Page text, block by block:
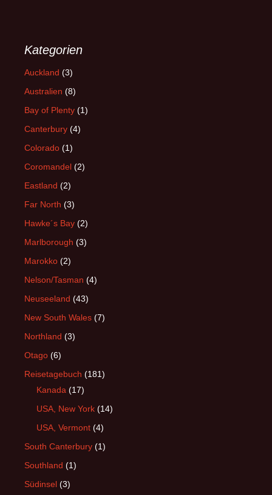
Kategorien
Auckland (3)
Australien (8)
Bay of Plenty (1)
Canterbury (4)
Colorado (1)
Coromandel (2)
Eastland (2)
Far North (3)
Hawke´s Bay (2)
Marlborough (3)
Marokko (2)
Nelson/Tasman (4)
Neuseeland (43)
New South Wales (7)
Northland (3)
Otago (6)
Reisetagebuch (181)
Kanada (17)
USA, New York (14)
USA, Vermont (4)
South Canterbury (1)
Southland (1)
Südinsel (3)